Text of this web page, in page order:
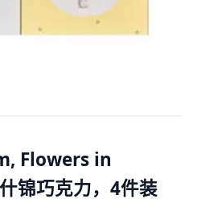
Flowers in
锦巧克力，4件装